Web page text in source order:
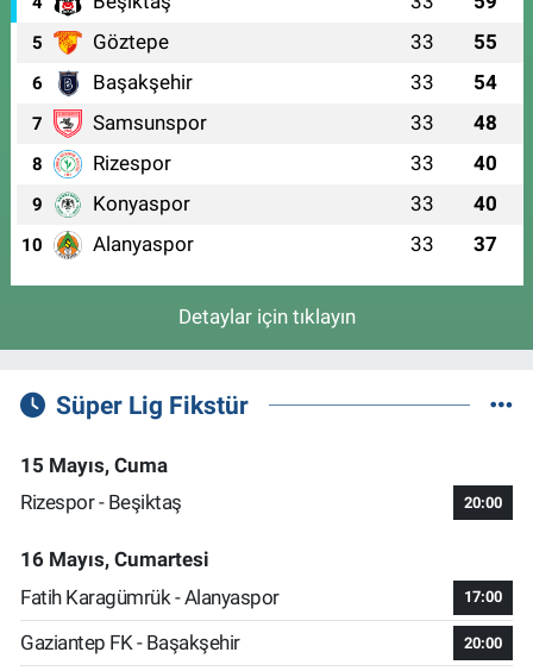
5 Göztepe 33 55
6 Başakşehir 33 54
7 Samsunspor 33 48
8 Rizespor 33 40
9 Konyaspor 33 40
10 Alanyaspor 33 37
Detaylar için tıklayın
Süper Lig Fikstür
15 Mayıs, Cuma
Rizespor - Beşiktaş
20:00
16 Mayıs, Cumartesi
Fatih Karagümrük - Alanyaspor
17:00
Gaziantep FK - Başakşehir 20:00